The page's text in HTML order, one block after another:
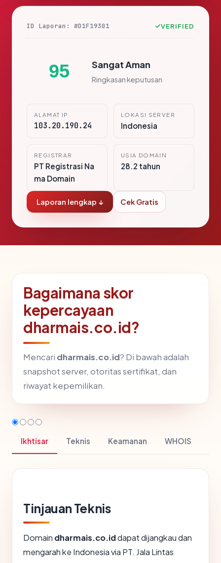
ID Laporan: #D1F19301 VERIFIED
95 Sangat Aman
Ringkasan keputusan
ALAMAT IP
103.20.190.24
LOKASI SERVER
Indonesia
REGISTRAR
PT Registrasi Na
ma Domain
USIA DOMAIN
28.2 tahun
Laporan lengkap ↓ Cek Gratis
Bagaimana skor
kepercayaan
dharmais.co.id?
Mencari dharmais.co.id? Di bawah adalah
snapshot server, otoritas sertifikat, dan
riwayat kepemilikan.
Ikhtisar Teknis Keamanan WHOIS
Tinjauan Teknis
Domain dharmais.co.iddapat dijangkau dan
mengarah ke Indonesia via PT. Jala Lintas